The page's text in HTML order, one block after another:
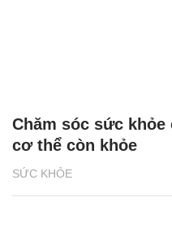
SỨC KHỎE
Chăm sóc sức
cơ thể còn khỏe